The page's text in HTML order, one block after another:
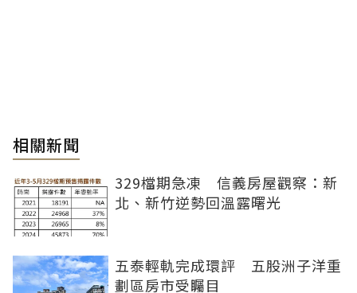
相關新聞
329檔期急凍 信義房屋觀察：新
北、新竹逆勢回溫露曙光
五泰輕軌完成環評 五股洲子洋重
劃區房市受矚目